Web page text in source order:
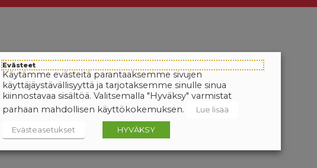
Evästeet
Käytämme evästeitä parantaaksemme sivujen
käyttäjäystävällisyyttä ja tarjotaksemme sinulle sinua
kiinnostavaa sisältöä. Valitsemalla "Hyväksy" varmistat
parhaan mahdollisen käyttökokemuksen.
Lue lisää
Evästeasetukset HYVÄKSY